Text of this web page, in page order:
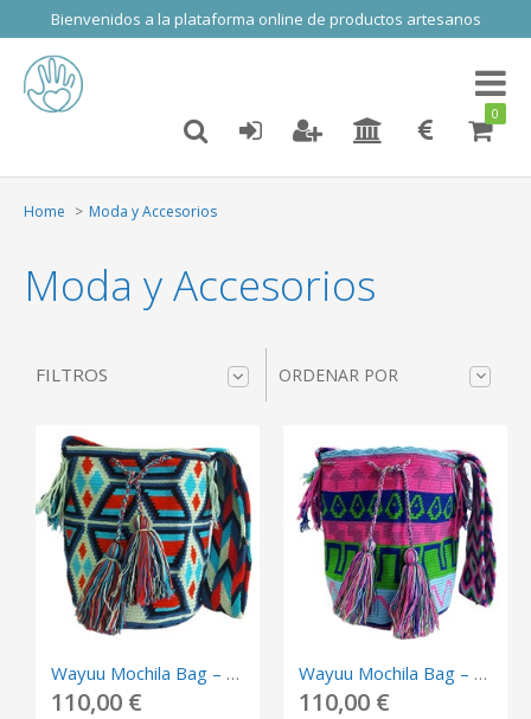
Bienvenidos a la plataforma online de productos artesanos
Toggle
0
Home Moda y Accesorios
Moda y Accesorios
FILTROS ORDENAR POR
Wayuu Mochila Bag – Handmade Indigenous Shoulder Bag from Colombia
110,00 €
Wayuu Mochila Bag – Handmade Indigenous Shoulder Bag from Colombia
110,00 €